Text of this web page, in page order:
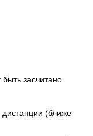
засчитано
(ближе